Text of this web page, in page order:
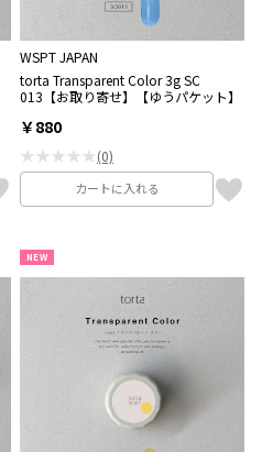
WSPT JAPAN
torta Transparent Color 3g SC
013【お取り寄せ】【ゆうパケット】
￥880
★★★★★(0)
カートに入れる
NEW